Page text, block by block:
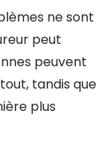
ne sont
peut
peuvent
tandis que
plus